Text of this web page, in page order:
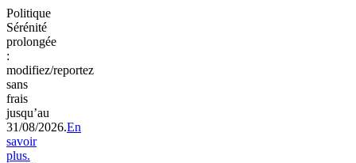
Politique
Sérénité
prolongée
:
modifiez/reportez
sans
frais
jusqu’au
31/08/2026.En
savoir
plus.